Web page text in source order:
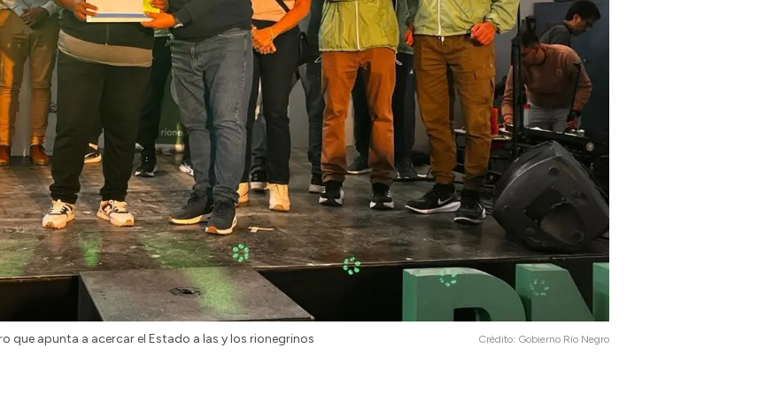
que apunta a acercar el Estado a las y los rionegrinos Crédito: Gobierno Río Negro